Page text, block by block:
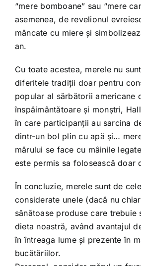
“mere bomboane” sau “mere
asemenea, de revelionul
mâncate cu miere şi
an.
Cu toate acestea, merele nu
diferitele tradiţii doar pentru
popular al sărbătorii americane
înspăimântătoare şi monştri,
în care participanţii au sarcina
dintr-un bol plin cu apă şi…
mărului se face cu mâinile
este permis sa folosească doar
În concluzie, merele sunt de
considerate unele (dacă nu
sănătoase produse care trebuie
dieta noastră, având avantajul
în întreaga lume și prezente în
bucătăriilor.